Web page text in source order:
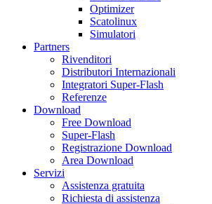
Optimizer
Scatolinux
Simulatori
Partners
Rivenditori
Distributori Internazionali
Integratori Super-Flash
Referenze
Download
Free Download
Super-Flash
Registrazione Download
Area Download
Servizi
Assistenza gratuita
Richiesta di assistenza